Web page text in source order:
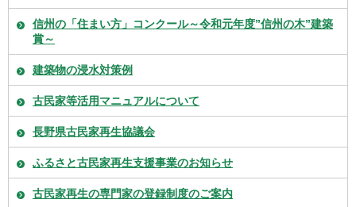
信州の「住まい方」コンクール～令和元年度”信州の木”建築
賞～
建築物の浸水対策例
古民家等活用マニュアルについて
長野県古民家再生協議会
ふるさと古民家再生支援事業のお知らせ
古民家再生の専門家の登録制度のご案内